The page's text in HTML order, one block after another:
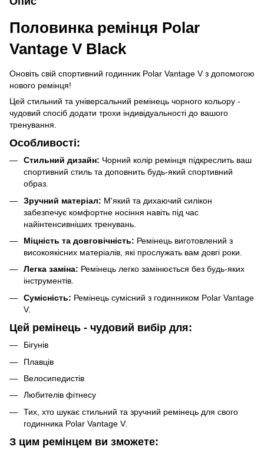
Половинка ремінця Polar
Vantage V Black
Оновіть свій спортивний годинник Polar Vantage V з допомогою
нового ремінця!
Цей стильний та універсальний ремінець чорного кольору -
чудовий спосіб додати трохи індивідуальності до вашого
тренування.
Особливості:
Стильний дизайн: Чорний колір ремінця підкреслить ваш
спортивний стиль та доповнить будь-який спортивний
образ.
Зручний матеріал: М'який та дихаючий силікон
забезпечує комфортне носіння навіть під час
найінтенсивніших тренувань.
Міцність та довговічність: Ремінець виготовлений з
високоякісних матеріалів, які прослужать вам довгі роки.
Легка заміна: Ремінець легко замінюється без будь-яких
інструментів.
Сумісність: Ремінець сумісний з годинником Polar Vantage
V.
Цей ремінець - чудовий вибір для:
Бігунів
Плавців
Велосипедистів
Любителів фітнесу
Тих, хто шукає стильний та зручний ремінець для свого
годинника Polar Vantage V.
З цим ремінцем ви зможете: